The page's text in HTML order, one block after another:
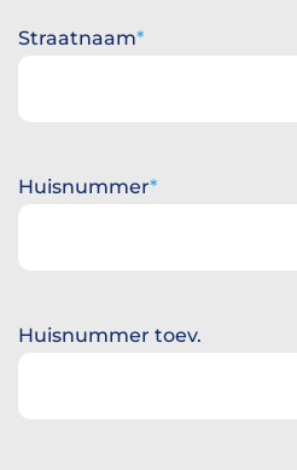
Straatnaam
Huisnummer
Huisnummer toev.